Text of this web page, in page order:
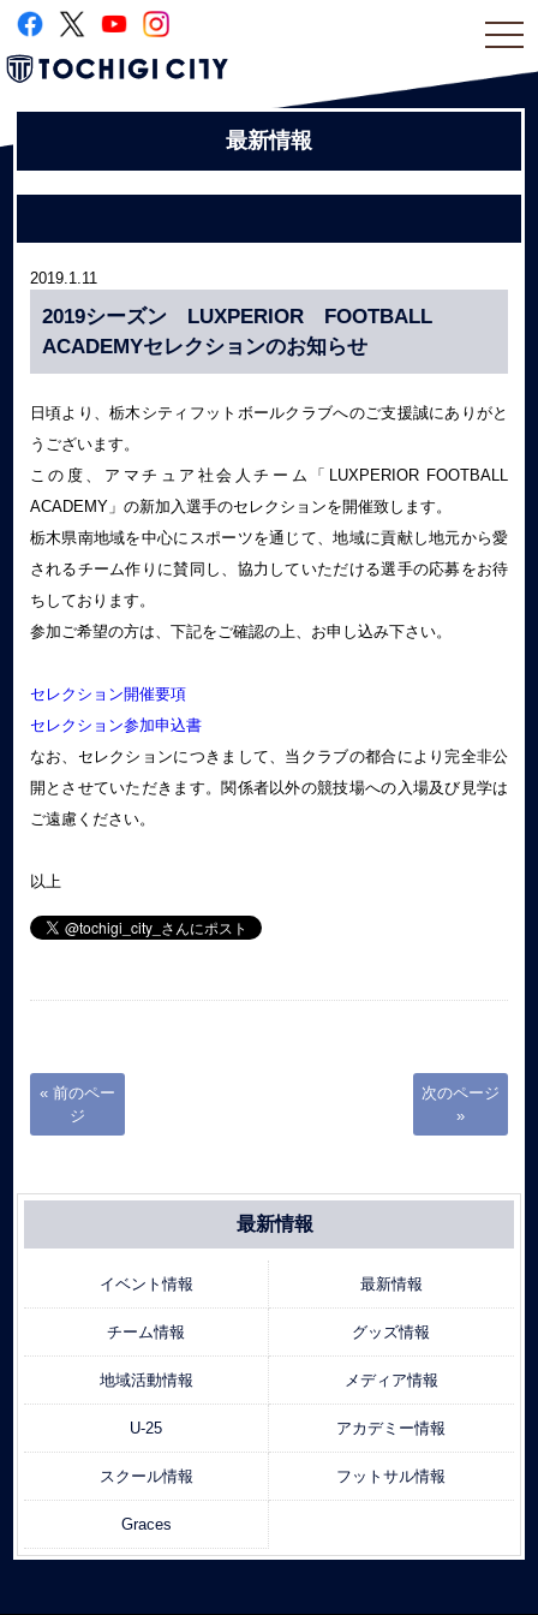
最新情報
2019.1.11
2019シーズン LUXPERIOR FOOTBALL
ACADEMYセレクションのお知らせ
日頃より、栃木シティフットボールクラブへのご支援誠にありがと
うございます。
この度、アマチュア社会人チーム「LUXPERIOR FOOTBALL
ACADEMY」の新加入選手のセレクションを開催致します。
栃木県南地域を中心にスポーツを通じて、地域に貢献し地元から愛
されるチーム作りに賛同し、協力していただける選手の応募をお待
ちしております。
参加ご希望の方は、下記をご確認の上、お申し込み下さい。
セレクション開催要項
セレクション参加申込書
なお、セレクションにつきまして、当クラブの都合により完全非公
開とさせていただきます。関係者以外の競技場への入場及び見学は
ご遠慮ください。
以上
« 前のペー
ジ
次のページ
»
最新情報
イベント情報 最新情報
チーム情報 グッズ情報
地域活動情報 メディア情報
U-25 アカデミー情報
スクール情報 フットサル情報
Graces